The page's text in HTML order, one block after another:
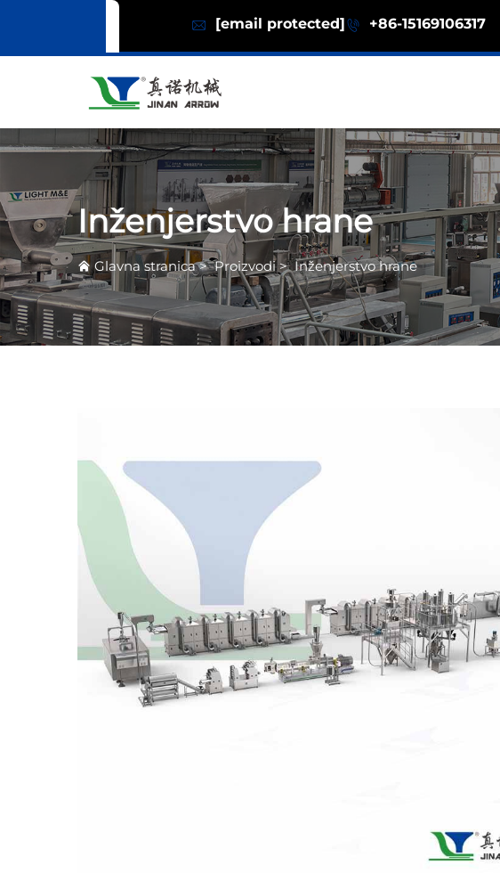
[email protected] +86-15169106317
Inženjerstvo hrane
Glavna stranica>Proizvodi>Inženjerstvo hrane